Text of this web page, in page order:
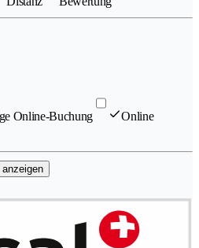
Online-Buchung
Online